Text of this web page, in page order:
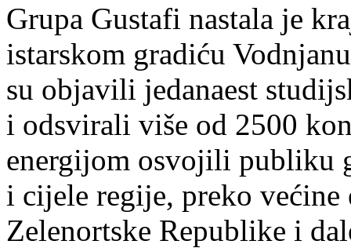
Grupa Gustafi nastala je
istarskom gradiću
su objavili jedanaest
i odsvirali više od 2500
energijom osvojili publiku
i cijele regije, preko većine
Zelenortske Republike i